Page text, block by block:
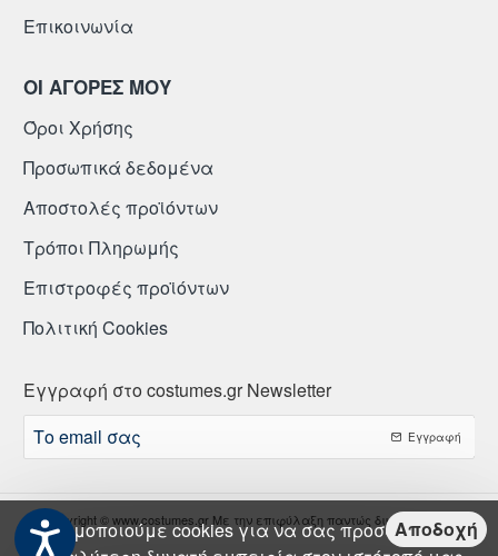
Χρησιμοποιούμε cookies για να σας προσφέρουμε
Αποδοχή
Επικοινωνία
ΟΙ ΑΓΟΡΕΣ ΜΟΥ
Όροι Χρήσης
Προσωπικά δεδομένα
Αποστολές προϊόντων
Τρόποι Πληρωμής
Επιστροφές προϊόντων
Πολιτική Cookies
Εγγραφή στο costumes.gr Newsletter
email
Εγγραφή
Copyright © www.costumes.gr Με την επιφύλαξη παντώς δικαιώματος.